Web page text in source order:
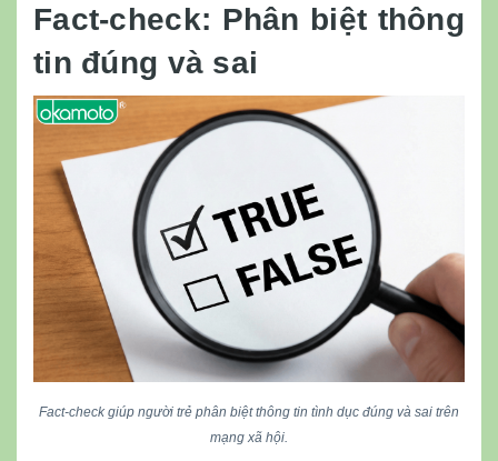
Fact-check: Phân biệt thông
tin đúng và sai
Fact-check giúp người trẻ phân biệt thông tin tình dục đúng và sai trên
mạng xã hội.